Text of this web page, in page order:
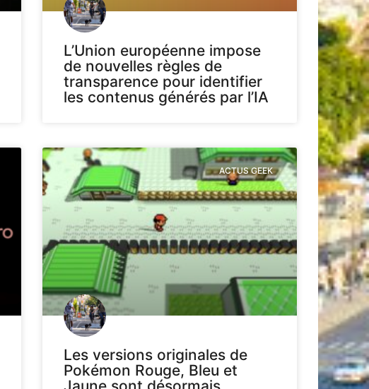
L’Union européenne impose
de nouvelles règles de
transparence pour identifier
les contenus générés par l’IA
ACTUS GEEK
Les versions originales de
Pokémon Rouge, Bleu et